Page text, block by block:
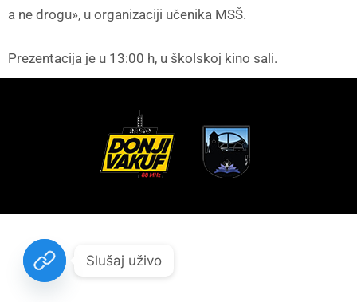
a ne drogu», u organizaciji učenika MSŠ.
Prezentacija je u 13:00 h, u školskoj kino sali.
Slušaj uživo